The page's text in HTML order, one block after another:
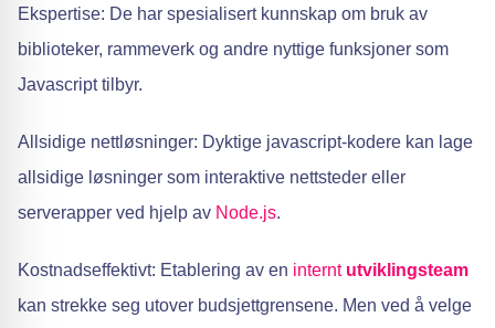
Ekspertise: De har spesialisert kunnskap om bruk av
biblioteker, rammeverk og andre nyttige funksjoner som
Javascript tilbyr.
Allsidige nettløsninger: Dyktige javascript-kodere kan lage
allsidige løsninger som interaktive nettsteder eller
serverapper ved hjelp av Node.js.
Kostnadseffektivt: Etablering av en internt utviklingsteam
kan strekke seg utover budsjettgrensene. Men ved å velge